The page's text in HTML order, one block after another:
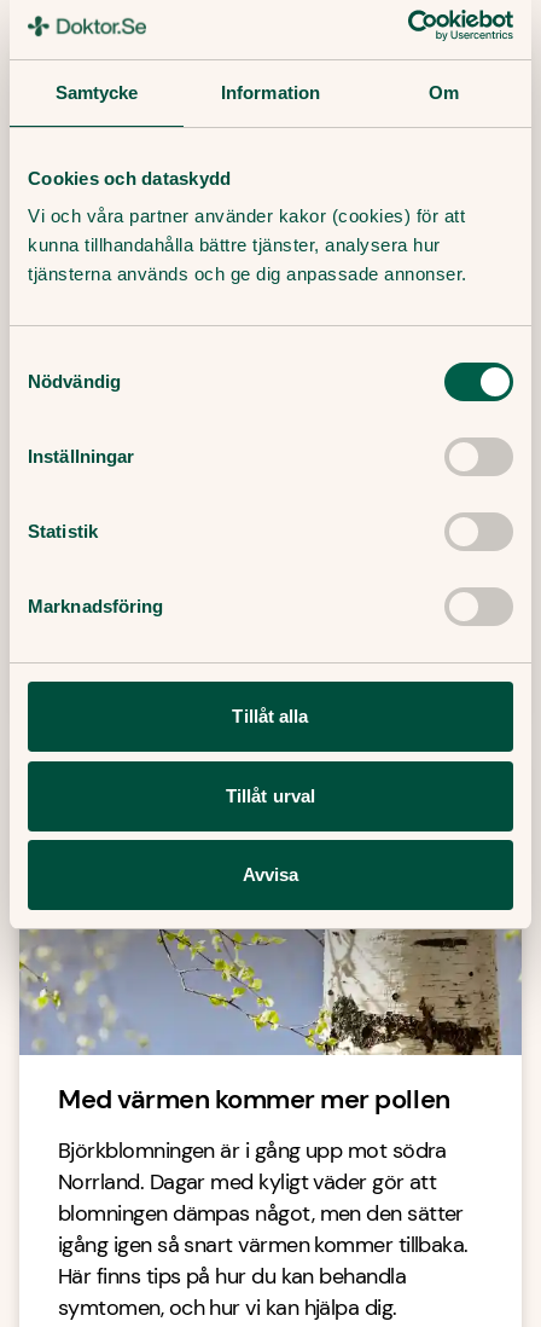
Samtycke Information Om
Cookies och dataskydd
Vi och våra partner använder kakor (cookies) för att
kunna tillhandahålla bättre tjänster, analysera hur
tjänsterna används och ge dig anpassade annonser.
Nödvändig
Inställningar
Statistik
Marknadsföring
Tillåt alla
Tillåt urval
Avvisa
Därför kan det vara svårt att gå ner
Att gå ner i vikt är sällan så enkelt som att
kroppsvikten påverkas av mycket mer än vilja
och disciplin. Filip Saxena är specialistläkare i
allmänmedicin på Doktor.se och svarar på
frågor om viktnedgång.
19 Maj, 2025・3min Läs mer
Med värmen kommer mer pollen
Björkblomningen är i gång upp mot södra
Norrland. Dagar med kyligt väder gör att
blomningen dämpas något, men den sätter
igång igen så snart värmen kommer tillbaka.
Här finns tips på hur du kan behandla
symtomen, och hur vi kan hjälpa dig.